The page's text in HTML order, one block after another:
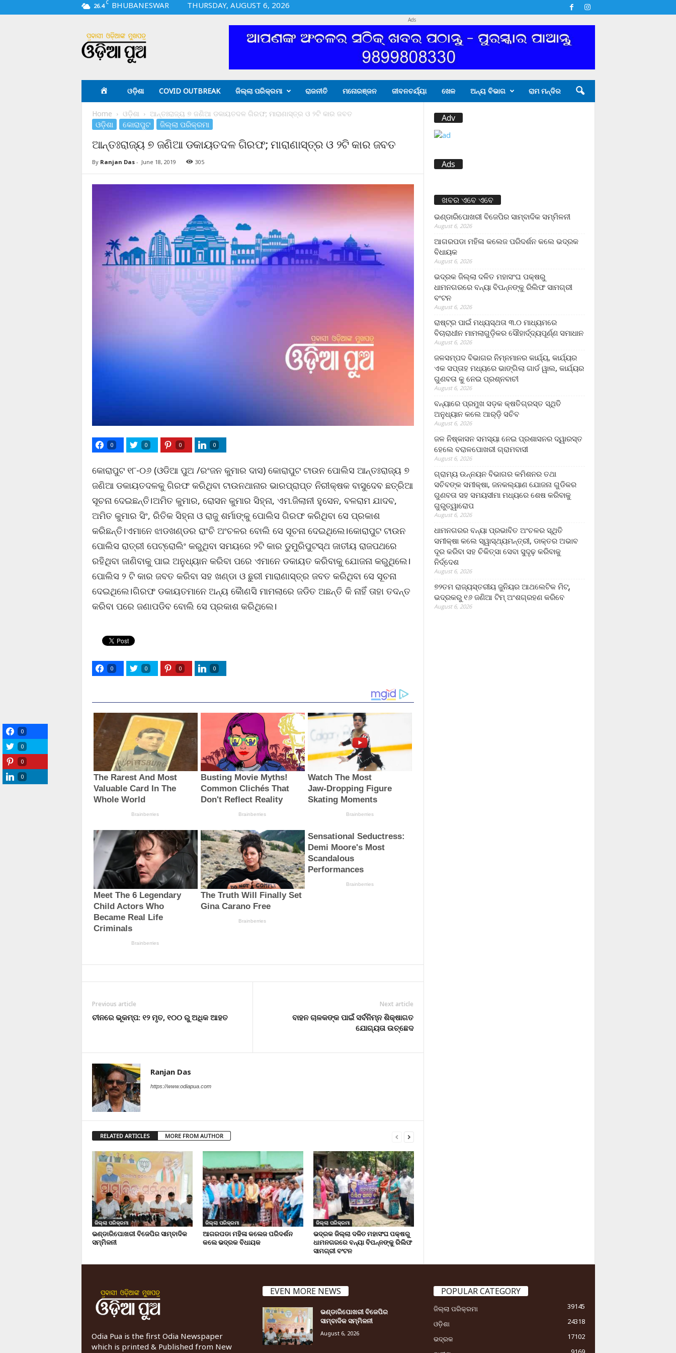
26.4 C BHUBANESWAR
THURSDAY, AUGUST 6, 2026
i
a
Ads
ଓଡ଼ିଶା COVID OUTBREAK ଜିଲ୍ଲା ପରିକ୍ରମା ରାଜନୀତି ମନୋରଞ୍ଜନ ଜୀବନଚର୍ଯ୍ୟା ଖେଳ ଅନ୍ୟ ବିଭାଗ ରାମ ମନ୍ଦିର
Home ଓଡ଼ିଶା ଆନ୍ତଃରାଜ୍ୟ ୭ ଜଣିଆ ଡକାୟତଦଳ ଗିରଫ; ମାରାଣାସ୍ତ୍ର ଓ ୨ଟି କାର ଜବତ
ଓଡ଼ିଶା କୋରାପୁଟ ଜିଲ୍ଲା ପରିକ୍ରମା
ଆନ୍ତଃରାଜ୍ୟ ୭ ଜଣିଆ ଡକାୟତଦଳ ଗିରଫ; ମାରାଣାସ୍ତ୍ର ଓ ୨ଟି କାର ଜବତ
By Ranjan Das- June 18, 2019 305
0 0 0 0
କୋରାପୁଟ ୧୮-୦୬ (ଓଡିଆ ପୁଅ /ରଂଜନ କୁମାର ଦାସ) କୋରାପୁଟ ଟାଉନ ପୋଲିସ ଆନ୍ତଃରାଜ୍ୟ ୭
ଜଣିଆ ଡକାୟତଦଳକୁ ଗିରଫ କରିଥିବା ଟାଉନଥାନାର ଭାରପ୍ରାପ୍ତ ନିରୀକ୍ଷକ ବାସୁଦେବ ଛତ୍ରିଆ
ସୂଚନା ଦେଇଛନ୍ତି।ଅମିତ କୁମାର, ରୋସନ କୁମାର ସିହ୍ନା, ଏମ.ଜିଲାନୀ ହୁସେନ, ବଳରାମ ଯାଦବ,
ଅମିତ କୁମାର ସିଂ, ରିତିକ ସିହ୍ନା ଓ ରାଜୁ ଶର୍ମାଙ୍କୁ ପୋଲିସ ଗିରଫ କରିଥିବା ସେ ପ୍ରକାଶ
କରିଛନ୍ତି।ଏମାନେ ଝାଡଖଣ୍ଡର ରାଂଚି ଅଂଚଳର ବୋଲି ସେ ସୂଚନା ଦେଇଥିଲେ।କୋରାପୁଟ ଟାଉନ
ପୋଲିସ ରାତ୍ରୀ ପେଟ୍ରୋଲିଂ କରୁଥିବା ସମୟରେ ୨ଟି କାର ଡୁମୁରିପୁଟସ୍ଥ ଜାତୀୟ ରାଜପଥରେ
ରହିଥିବା ଜାଣିବାକୁ ପାଇ ଅନୁଧ୍ୟାନ କରିବା ପରେ ଏମାନେ ଡକାୟତ କରିବାକୁ ଯୋଜନା କରୁଥିଲେ।
ପୋଲିସ ୨ ଟି କାର ଜବତ କରିବା ସହ ଖଣ୍ଡା ଓ ଛୁରୀ ମାରାଣାସ୍ତ୍ର ଜବତ କରିଥିବା ସେ ସୂଚନା
ଦେଇଥିଲେ।ଗିରଫ ଡକାୟତମାନେ ଅନ୍ୟ କୈାଣସି ମାମଲାରେ ଜଡିତ ଅଛନ୍ତି କି ନାହିଁ ତାହା ତଦନ୍ତ
କରିବା ପରେ ଜଣାପଡିବ ବୋଲି ସେ ପ୍ରକାଶ କରିଥିଲେ।
0 0 0 0
Previous article
ଚୀନରେ ଭୂକମ୍ପ: ୧୨ ମୃତ, ୧୦୦ ରୁ ଅଧିକ ଆହତ
Next article
ବାହନ ଚାଳକଙ୍କ ପାଇଁ ସର୍ବନିମ୍ନ ଶିକ୍ଷାଗତ
ଯୋଗ୍ୟତା ଉଚ୍ଛେଦ
Ranjan Das
https://www.odiapua.com
RELATED ARTICLES MORE FROM AUTHOR
ଜିଲ୍ଲା ପରିକ୍ରମା
ଭଣ୍ଡାରିପୋଖରୀ ବିଜେପିର ସାମ୍ବାଦିକ
ସମ୍ମିଳନୀ
ଜିଲ୍ଲା ପରିକ୍ରମା
ଆଗରପଡା ମହିଳା କଲେଜ ପରିଦର୍ଶନ
କଲେ ଭଦ୍ରକ ବିଧାୟକ
ଜିଲ୍ଲା ପରିକ୍ରମା
ଭଦ୍ରକ ଜିଲ୍ଲା ଦଳିତ ମହାସଂଘ ପକ୍ଷରୁ
ଧାମନଗରରେ ବନ୍ୟା ବିପନ୍ନଙ୍କୁ ରିଲିଫ
ସାମଗ୍ରୀ ବଂଟନ
Adv
Ads
ଖବର ଏବେ ଏବେ
ଭଣ୍ଡାରିପୋଖରୀ ବିଜେପିର ସାମ୍ବାଦିକ ସମ୍ମିଳନୀ
August 6, 2026
ଆଗରପଡା ମହିଳା କଲେଜ ପରିଦର୍ଶନ କଲେ ଭଦ୍ରକ
ବିଧାୟକ
August 6, 2026
ଭଦ୍ରକ ଜିଲ୍ଲା ଦଳିତ ମହାସଂଘ ପକ୍ଷରୁ
ଧାମନଗରରେ ବନ୍ୟା ବିପନ୍ନଙ୍କୁ ରିଲିଫ ସାମଗ୍ରୀ
ବଂଟନ
August 6, 2026
ରାଷ୍ଟ୍ର ପାଇଁ ମଧ୍ୟସ୍ଥତା ୩.୦ ମାଧ୍ୟମରେ
ବିଚାରାଧୀନ ମାମଲାଗୁଡ଼ିକର ସୌହାର୍ଦ୍ଦ୍ୟପୂର୍ଣ୍ଣ ସମାଧାନ
August 6, 2026
ଜଳସମ୍ପଦ ବିଭାଗର ନିମ୍ନମାନର କାର୍ଯ୍ୟ, କାର୍ଯ୍ୟର
ଏକ ସପ୍ତାହ ମଧ୍ୟରେ ଭାଙ୍ଗିଲା ଗାର୍ଡ ୱାଲ, କାର୍ଯ୍ୟର
ଗୁଣବତା କୁ ନେଇ ପ୍ରଶ୍ନବାଚୀ
August 6, 2026
ବନ୍ୟାରେ ପ୍ରମୁଖ ସଡ଼କ କ୍ଷତିଗ୍ରସ୍ତ ସ୍ଥିତି
ଅନୁଧ୍ୟାନ କଲେ ଆର୍‌ଡ଼ି ସଚିବ
August 6, 2026
ଜଳ ନିଷ୍କାସନ ସମସ୍ୟା ନେଇ ପ୍ରଶାସନର ଦ୍ୱାରସ୍ତ
ହେଲେ ବରାଳପୋଖରୀ ଗ୍ରାମବାସୀ
August 6, 2026
ଗ୍ରାମ୍ୟ ଉନ୍ନୟନ ବିଭାଗର କମିଶନର ତଥା
ସଚିବଙ୍କ ସମୀକ୍ଷା, ଜନକଲ୍ୟାଣ ଯୋଜନା ଗୁଡିକର
ଗୁଣବତା ସହ ସମୟସୀମା ମଧ୍ୟରେ ଶେଷ କରିବାକୁ
ଗୁରୁତ୍ୱାରୋପ
August 6, 2026
ଧାମନଗରର ବନ୍ୟା ପ୍ରଭାବିତ ଅଂଚଳର ସ୍ଥିତି
ସମୀକ୍ଷା କଲେ ସ୍ୱାସ୍ଥ୍ୟମନ୍ତ୍ରୀ, ଡାକ୍ତର ଅଭାବ
ଦୂର କରିବା ସହ ଚିକିତ୍ସା ସେବା ସୁଦୃଢ଼ କରିବାକୁ
ନିର୍ଦ୍ଦେଶ
August 6, 2026
୭୨ତମ ରାଜ୍ୟସ୍ତରୀୟ ଜୁନିୟର ଆଥଲେଟିକ ମିଟ୍‌,
ଭଦ୍ରକରୁ ୧୬ ଜଣିଆ ଟିମ୍ ଅଂଶଗ୍ରହଣ କରିବେ
August 6, 2026
Odia Pua is the first Odia Newspaper
which is printed & Published from New
EVEN MORE NEWS
ଭଣ୍ଡାରିପୋଖରୀ ବିଜେପିର
ସାମ୍ବାଦିକ ସମ୍ମିଳନୀ
August 6, 2026
POPULAR CATEGORY
ଜିଲ୍ଲା ପରିକ୍ରମା
39145
ଓଡ଼ିଶା
24318
ଭଦ୍ରକ
17102
0
0
0
0